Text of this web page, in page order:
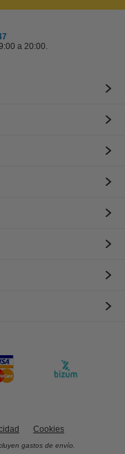
a 20:00.
Cookies
gastos de envío.